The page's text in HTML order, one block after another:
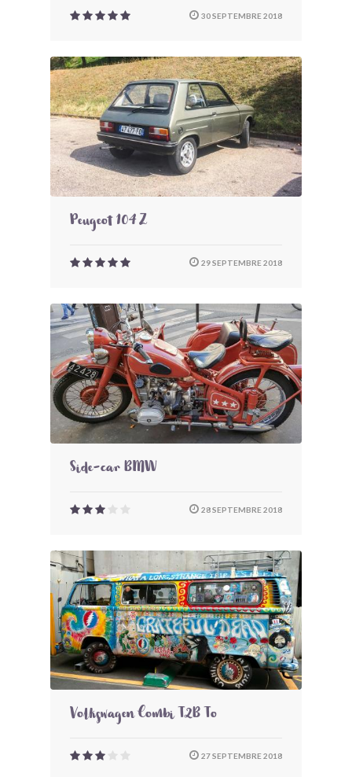
30 SEPTEMBRE 2018
Peugeot 104 Z
29 SEPTEMBRE 2018
Side-car BMW
28 SEPTEMBRE 2018
Volkswagen Combi T2B To
27 SEPTEMBRE 2018